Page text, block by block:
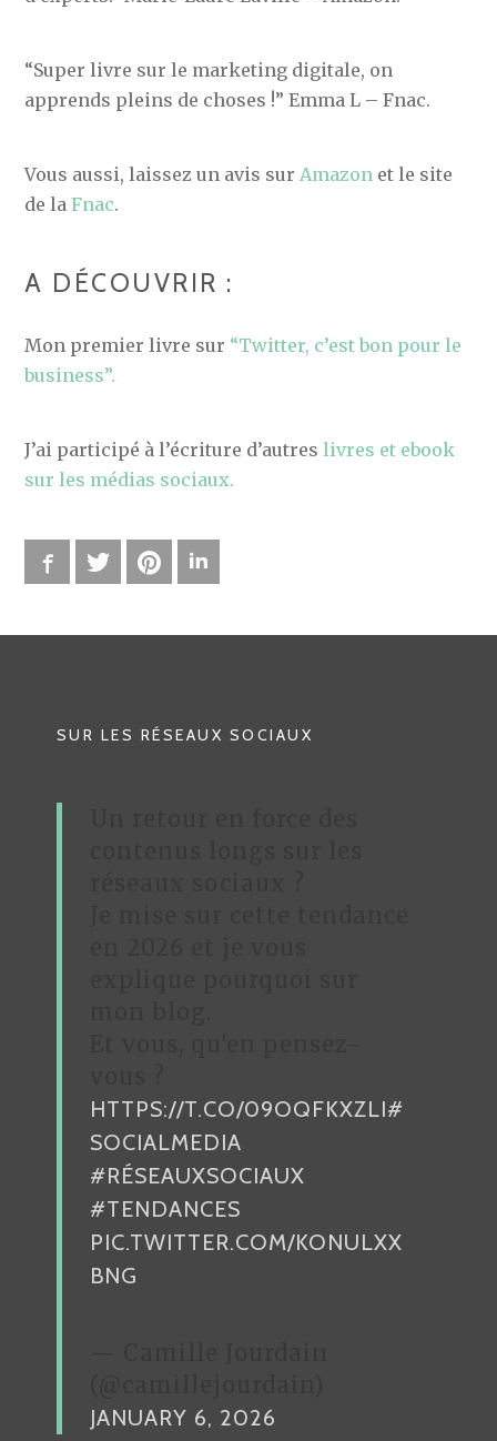
“Super livre sur le marketing digitale, on
apprends pleins de choses !” Emma L – Fnac.
Vous aussi, laissez un avis surAmazon et le site
de laFnac.
A DÉCOUVRIR :
Mon premier livre sur “Twitter, c’est bon pour le
business”.
J’ai participé à l’écriture d’autreslivres et ebook
sur les médias sociaux.
FacebookTwitter Pinterest
SUR LES RÉSEAUX SOCIAUX
HTTPS://T.CO/09OQFKXZLI#
SOCIALMEDIA
#RÉSEAUXSOCIAUX
#TENDANCES
PIC.TWITTER.COM/KONULXX
BNG
JANUARY 6, 2026